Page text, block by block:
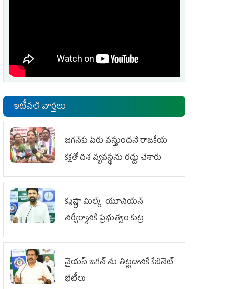
ఇటీవలి వార్తలు
జగన్‌కు పేరు వస్తుందనే రాజకీయ
కక్షతో దిశ వ్య‌వ‌స్థ‌ను రద్దు చేశారు
కృష్ణా మిల్క్‌ యూనియన్‌
నిర్వీర్యానికి ప్రభుత్వం కుట్ర
వైయ‌స్ జగన్‌ ను తిట్టడానికే కేబినెట్‌
భేటీలు